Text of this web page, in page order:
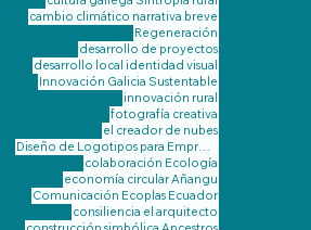
cambio climático narrativa breve
Regeneración
desarrollo de proyectos
desarrollo local identidad visual
Innovación Galicia Sustentable
innovación rural
fotografía creativa
el creador de nubes
Diseño de Logotipos para Emprendimientos Rurales de Galicia
colaboración Ecología
economía circularAñangu
Comunicación Ecoplas Ecuador
consiliencia el arquitecto